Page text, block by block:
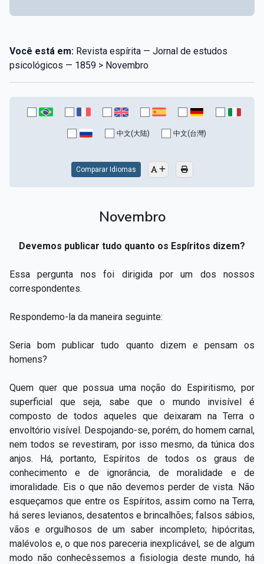
Você está em: Revista espírita — Jornal de estudos
psicológicos — 1859 > Novembro
中文(大陆) 中文(台灣)
Comparar Idiomas
Novembro
Devemos publicar tudo quanto os Espíritos dizem?
Essa pergunta nos foi dirigida por um dos nossos
correspondentes.
Respondemo-la da maneira seguinte:
Seria bom publicar tudo quanto dizem e pensam os
homens?
Quem quer que possua uma noção do Espiritismo, por
superficial que seja, sabe que o mundo invisível é
composto de todos aqueles que deixaram na Terra o
envoltório visível. Despojando-se, porém, do homem carnal,
nem todos se revestiram, por isso mesmo, da túnica dos
anjos. Há, portanto, Espíritos de todos os graus de
conhecimento e de ignorância, de moralidade e de
imoralidade. Eis o que não devemos perder de vista. Não
esqueçamos que entre os Espíritos, assim como na Terra,
há seres levianos, desatentos e brincalhões; falsos sábios,
vãos e orgulhosos de um saber incompleto; hipócritas,
malévolos e, o que nos pareceria inexplicável, se de algum
modo não conhecêssemos a fisiologia deste mundo, há